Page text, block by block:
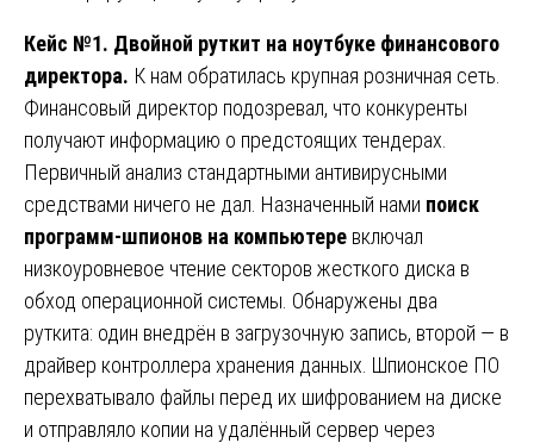
Кейс №1. Двойной руткит на ноутбуке финансового
директора. К нам обратилась крупная розничная сеть.
Финансовый директор подозревал, что конкуренты
получают информацию о предстоящих тендерах.
Первичный анализ стандартными антивирусными
средствами ничего не дал. Назначенный нами поиск
программ-шпионов на компьютере включал
низкоуровневое чтение секторов жесткого диска в
обход операционной системы. Обнаружены два
руткита: один внедрён в загрузочную запись, второй — в
драйвер контроллера хранения данных. Шпионское ПО
перехватывало файлы перед их шифрованием на диске
и отправляло копии на удалённый сервер через